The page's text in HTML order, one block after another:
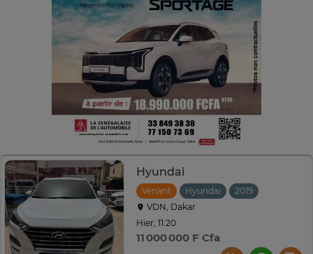
Hyundai
Venant Hyundai 2019
VDN, Dakar
Hier, 11:20
11 000 000 F Cfa